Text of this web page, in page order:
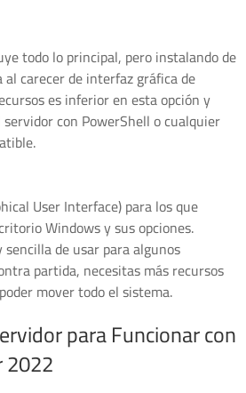
todo lo principal, pero instalando de
carecer de interfaz gráfica de
es inferior en esta opción y
con PowerShell o cualquier
User Interface) para los que
Windows y sus opciones.
de usar para algunos
partida, necesitas más recursos
mover todo el sistema.
para Funcionar con